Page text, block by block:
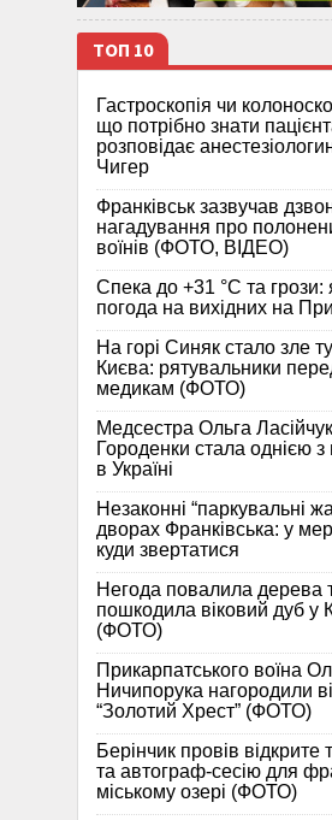
ТОП 10
Гастроскопія чи
що потрібно знати
розповідає
Чигер
Франківськ зазвучав
нагадування про
воїнів (ФОТО, ВІДЕО)
Спека до +31 °C та грози:
погода на вихідних на
На горі Синяк стало зле
Києва: рятувальники
медикам (ФОТО)
Медсестра Ольга
Городенки стала однією
в Україні
Незаконні “паркувальні
дворах Франківська: у
куди звертатися
Негода повалила дерева
пошкодила віковий дуб у
(ФОТО)
Прикарпатського воїна
Ничипорука нагородили
“Золотий Хрест” (ФОТО)
Берінчик провів відкрите
та автограф-сесію для
міському озері (ФОТО)